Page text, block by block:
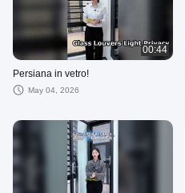
00:44
Persiana in vetro!
May 04, 2026